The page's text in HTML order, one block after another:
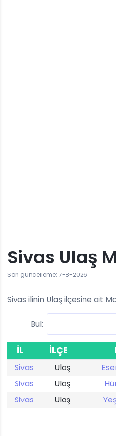
Sivas Ulaş
Son güncelleme: 7-8-2026
Sivas ilinin Ulaş ilçesine ait
Bul:
İL İLÇE
Sivas Ulaş
Sivas
Ulaş
Sivas
Ulaş